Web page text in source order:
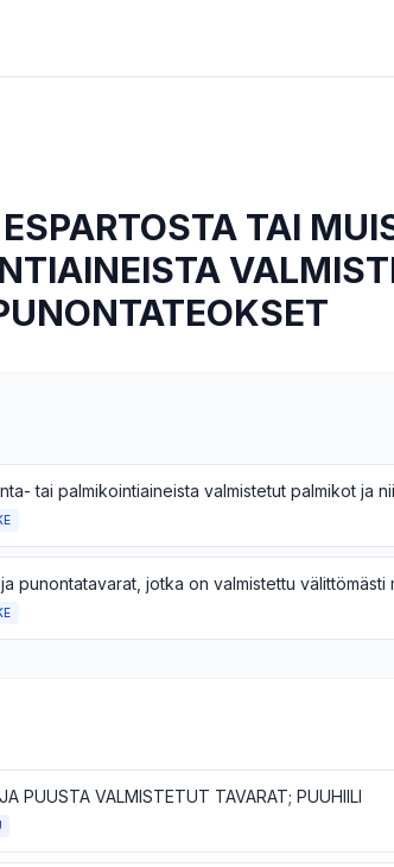
TAI
PUUSTA VALMISTETUT TAVARAT; PUUHIILI